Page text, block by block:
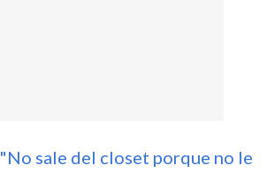
"No sale del closet porque no le